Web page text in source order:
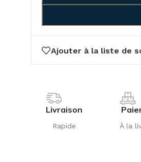
Ajouter à la liste de
Livraison
Rapide À la